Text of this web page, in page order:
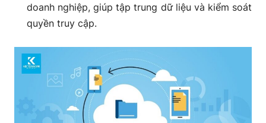
doanh nghiệp, giúp tập trung dữ liệu và kiểm soát
quyền truy cập.